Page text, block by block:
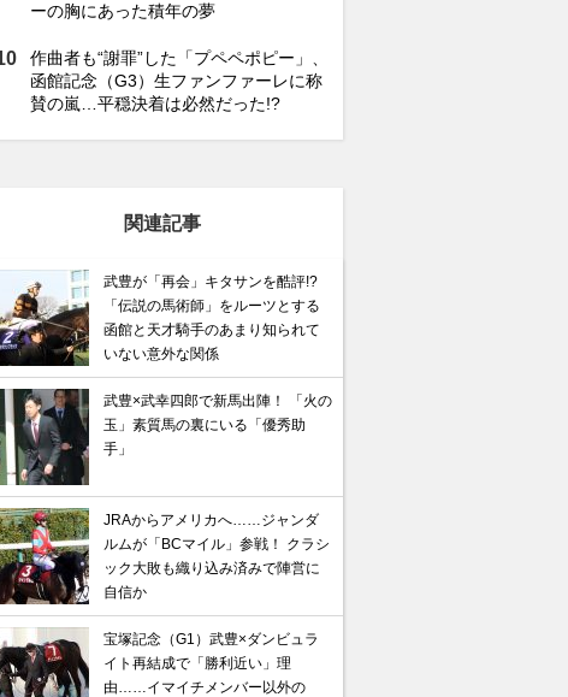
ーの胸にあった積年の夢
作曲者も“謝罪”した「プペペポピー」、
函館記念（G3）生ファンファーレに称
賛の嵐…平穏決着は必然だった!?
関連記事
武豊が「再会」キタサンを酷評!?
「伝説の馬術師」をルーツとする
函館と天才騎手のあまり知られて
いない意外な関係
武豊×武幸四郎で新馬出陣！ 「火の
玉」素質馬の裏にいる「優秀助
手」
JRAからアメリカへ……ジャンダ
ルムが「BCマイル」参戦！ クラシ
ック大敗も織り込み済みで陣営に
自信か
宝塚記念（G1）武豊×ダンビュラ
イト再結成で「勝利近い」理
由……イマイチメンバー以外の